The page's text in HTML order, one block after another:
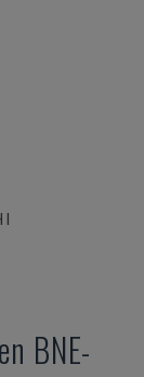
BNE-